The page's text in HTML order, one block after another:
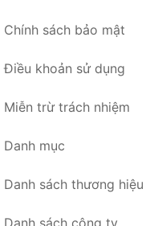
Chính sách bảo mật
Điều khoản sử dụng
Miễn trừ trách nhiệm
Danh mục
Danh sách thương hiệu
Danh sách công ty